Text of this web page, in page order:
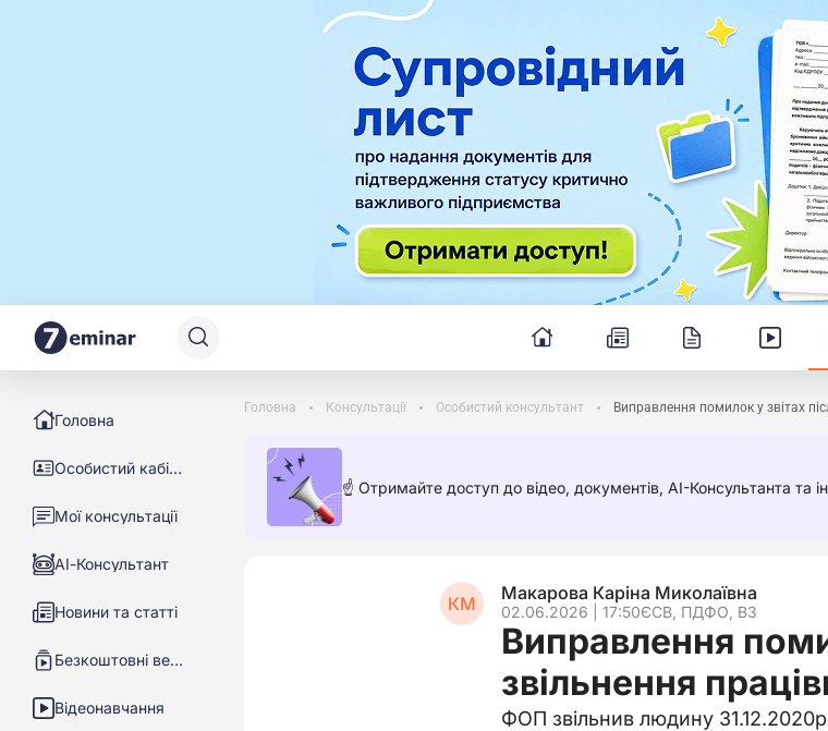
Головна
Особистий кабінет
Мої консультації
АІ-Консультант
Новини та статті
Безкоштовні вебінари
Відеонавчання
Головна Консультації Особистий консультант Виправлення помилок у звітах
☝️ Отримайте доступ до відео, документів, AI-Консультанта та
КМ Макарова Каріна Миколаївна
02.06.2026 | 17:50ЄСВ, ПДФО, ВЗ
Виправлення
звільнення
ФОП звільнив людину